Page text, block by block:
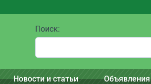
Поиск:
Новости и статьи Объявления